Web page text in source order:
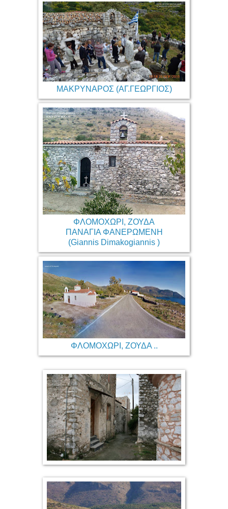
ΜΑΚΡΥΝΑΡΟΣ (ΑΓ.ΓΕΩΡΓΙΟΣ)
ΦΛΟΜΟΧΩΡΙ, ΖΟΥΔΑ
ΠΑΝΑΓΙΑ ΦΑΝΕΡΩΜΕΝΗ
(Giannis Dimakogiannis )
ΦΛΟΜΟΧΩΡΙ, ΖΟΥΔΑ ..